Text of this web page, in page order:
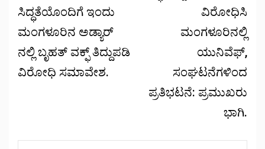
ಸಿದ್ಧತೆಯೊಂದಿಗೆ ಇಂದು
ಮಂಗಳೂರಿನ ಅಡ್ಯಾರ್
ನಲ್ಲಿ ಬೃಹತ್ ವಕ್ಫ್ ತಿದ್ದುಪಡಿ
ವಿರೋಧಿ ಸಮಾವೇಶ.
ವಿರೋಧಿಸಿ
ಮಂಗಳೂರಿನಲ್ಲಿ
ಯುನಿವೆಫ್,
ಸಂಘಟನೆಗಳಿಂದ
ಪ್ರತಿಭಟನೆ: ಪ್ರಮುಖರು
ಭಾಗಿ.